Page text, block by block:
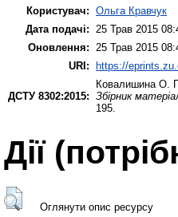
Користувач: Ольга Кравчук
Дата подачі: 25 Трав 2015
Оновлення: 25 Трав 2015
URI:
https://
ДСТУ 8302:2015:
Ковалишина О.
Збірник
195.
Дії
Оглянути опис ресурсу